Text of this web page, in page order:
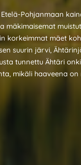
Pohjanmaan
mäkimaisemat
korkeimmat mäet
suurin järvi,
tunnettu Ähtäri
mikäli haaveena